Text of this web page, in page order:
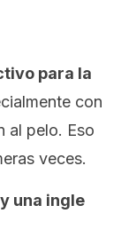
para la
con
al pelo. Eso
veces.
una ingle